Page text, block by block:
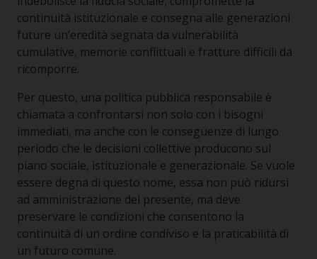
continuità istituzionale e consegna alle generazioni
future un’eredità segnata da vulnerabilità
cumulative, memorie conflittuali e fratture difficili da
ricomporre.
Per questo, una politica pubblica responsabile è
chiamata a confrontarsi non solo con i bisogni
immediati, ma anche con le conseguenze di lungo
periodo che le decisioni collettive producono sul
piano sociale, istituzionale e generazionale. Se vuole
essere degna di questo nome, essa non può ridursi
ad amministrazione del presente, ma deve
preservare le condizioni che consentono la
continuità di un ordine condiviso e la praticabilità di
un futuro comune.